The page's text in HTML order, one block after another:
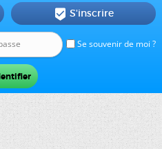
Se souvenir de moi ?
 S'inscrire